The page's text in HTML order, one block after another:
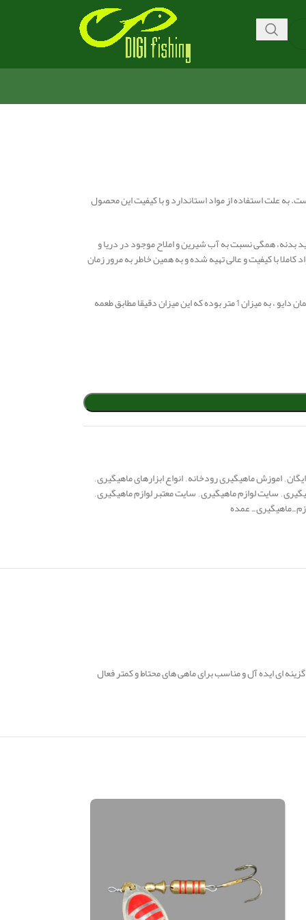
به علت استفاده از مواد استاندارد و با کیفیت این محصول
بدنه، همگی نسبت به آب شیرین و املاح موجود در دریا و
با کیفیت و عالی تهیه شده و به همین خاطر به مرور زمان
اندازه این مدل از لور قزلی 5 سانتی متر و وزن آن 3.6 گرم می باشد. شناوری و قرارگیری لور یا همان دایو ، به میزان 1 متر بوده که این میزان دقیقا مطابق طعمه
,اموزش ماهیگیری رودخانه,انواع ابزارهای ماهیگیری,
,سایت لوازم ماهیگیری,سایت معتبر لوازم ماهیگیری,
عمده
ای ایده آل و مناسب برای ماهی های محتاط و کمتر فعال